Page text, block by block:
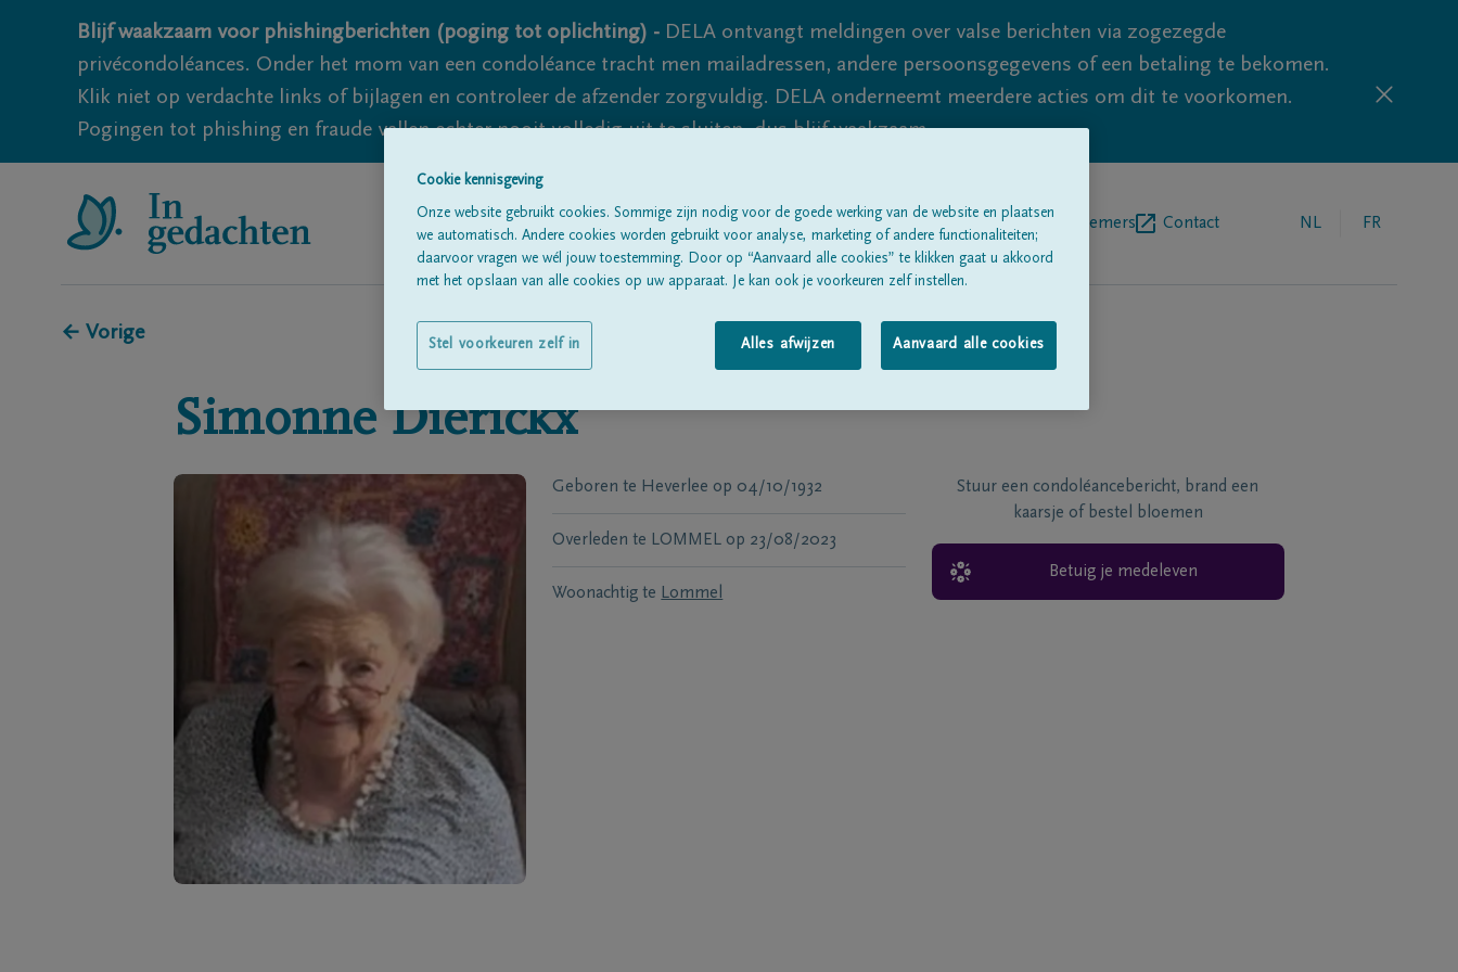
Blijf waakzaam voor phishingberichten (poging tot oplichting) - DELA ontvangt meldingen over valse berichten via zogezegde
privécondoléances. Onder het mom van een condoléance tracht men mailadressen, andere persoonsgegevens of een betaling te bekomen.
Klik niet op verdachte links of bijlagen en controleer de afzender zorgvuldig. DELA onderneemt meerdere acties om dit te voorkomen.
Pogingen tot phishing en fraude vallen echter nooit volledig uit te sluiten, dus blijf waakzaam.
Alle rouwberichten Begrafenisondernemers Contact NL FR
← Vorige
Simonne Dierickx
Geboren te Heverlee op 04/10/1932
Overleden te LOMMEL op 23/08/2023
Woonachtig te Lommel
Stuur een condoléancebericht, brand een
kaarsje of bestel bloemen
Betuig je medeleven
Cookie kennisgeving
Onze website gebruikt cookies. Sommige zijn nodig voor de goede werking van de website en plaatsen
we automatisch. Andere cookies worden gebruikt voor analyse, marketing of andere functionaliteiten;
daarvoor vragen we wél jouw toestemming. Door op “Aanvaard alle cookies” te klikken gaat u akkoord
met het opslaan van alle cookies op uw apparaat. Je kan ook je voorkeuren zelf instellen.
Alles afwijzen Aanvaard alle cookies
Stel voorkeuren zelf in